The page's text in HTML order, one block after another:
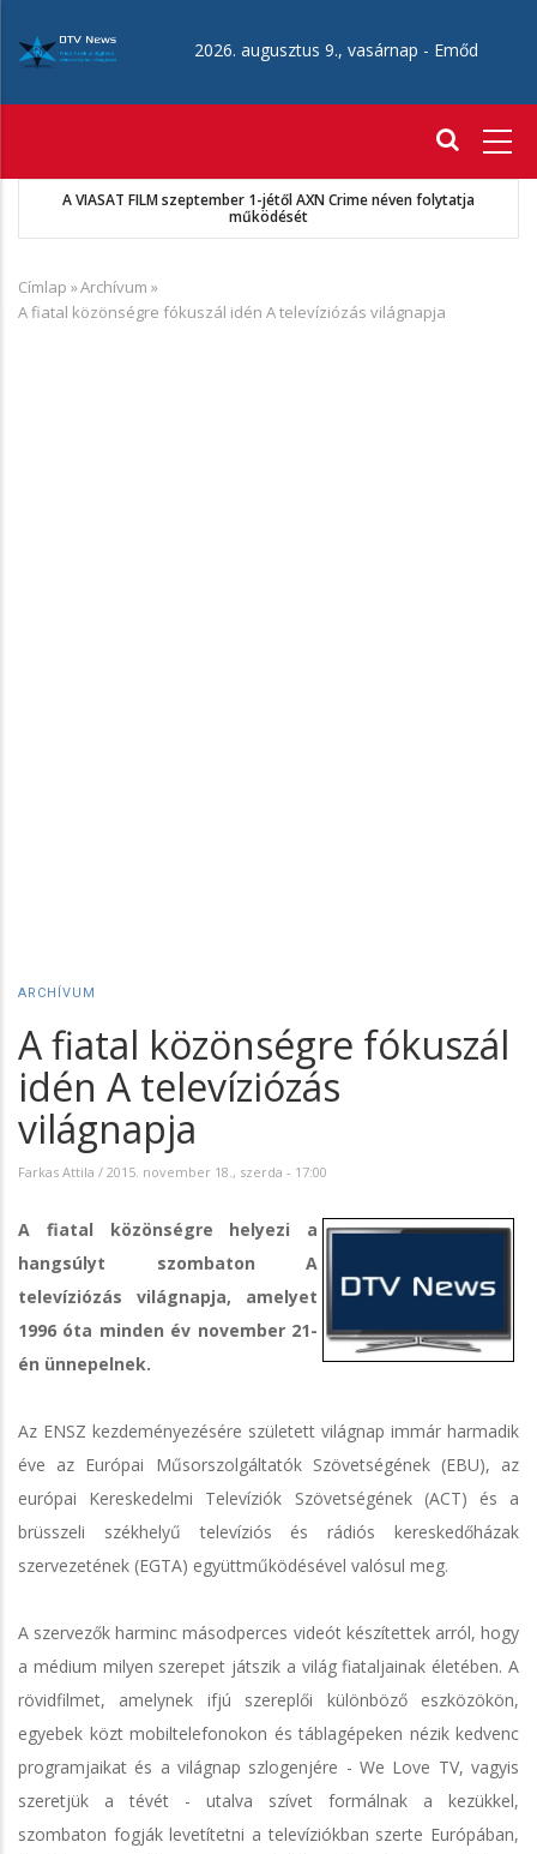
tartalomra
2026. augusztus 9., vasárnap - Emőd
A VIASAT FILM szeptember 1-jétől AXN Crime néven folytatja
működését
Morzsa
Címlap »Archívum »
A fiatal közönségre fókuszál idén A televíziózás világnapja
ARCHÍVUM
A fiatal közönségre fókuszál
idén A televíziózás
világnapja
Farkas Attila / 2015. november 18., szerda - 17:00
A fiatal közönségre helyezi a
hangsúlyt szombaton A
televíziózás világnapja, amelyet
1996 óta minden év november 21-
én ünnepelnek.
Az ENSZ kezdeményezésére született világnap immár harmadik
éve az Európai Műsorszolgáltatók Szövetségének (EBU), az
európai Kereskedelmi Televíziók Szövetségének (ACT) és a
brüsszeli székhelyű televíziós és rádiós kereskedőházak
szervezetének (EGTA) együttműködésével valósul meg.
A szervezők harminc másodperces videót készítettek arról, hogy
a médium milyen szerepet játszik a világ fiataljainak életében. A
rövidfilmet, amelynek ifjú szereplői különböző eszközökön,
egyebek közt mobiltelefonokon és táblagépeken nézik kedvenc
programjaikat és a világnap szlogenjére - We Love TV, vagyis
szeretjük a tévét - utalva szívet formálnak a kezükkel,
szombaton fogják levetítetni a televíziókban szerte Európában,